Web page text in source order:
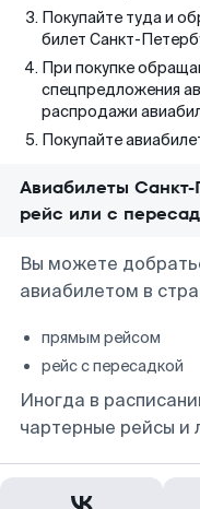
Покупайте туда и
билет Санкт-
При покупке
спецпредложения
распродажи
Покупайте
Авиабилеты
рейс или с
Вы можете
авиабилетом в
прямым рейсом
рейс с пересадкой
Иногда в
чартерные рейсы и